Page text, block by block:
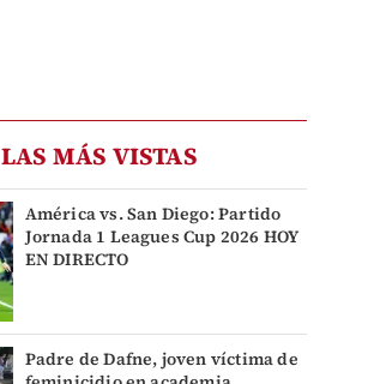
LAS MÁS VISTAS
América vs. San Diego: Partido
Jornada 1 Leagues Cup 2026 HOY
EN DIRECTO
Padre de Dafne, joven víctima de